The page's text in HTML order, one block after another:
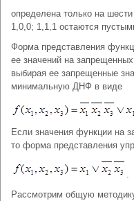
определена только на
1,0,0; 1,1,1 остаются
Форма представления
ее значений на
выбирая ее запрещенные
минимальную ДНФ в виде
Если значения функции на
то форма представления
.
Рассмотрим общую